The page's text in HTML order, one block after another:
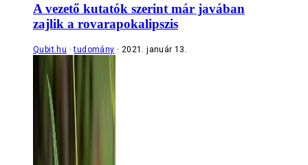
A vezető kutatók szerint már javában
zajlik a rovarapokalipszis
Qubit.hu tudomány 2021. január 13.